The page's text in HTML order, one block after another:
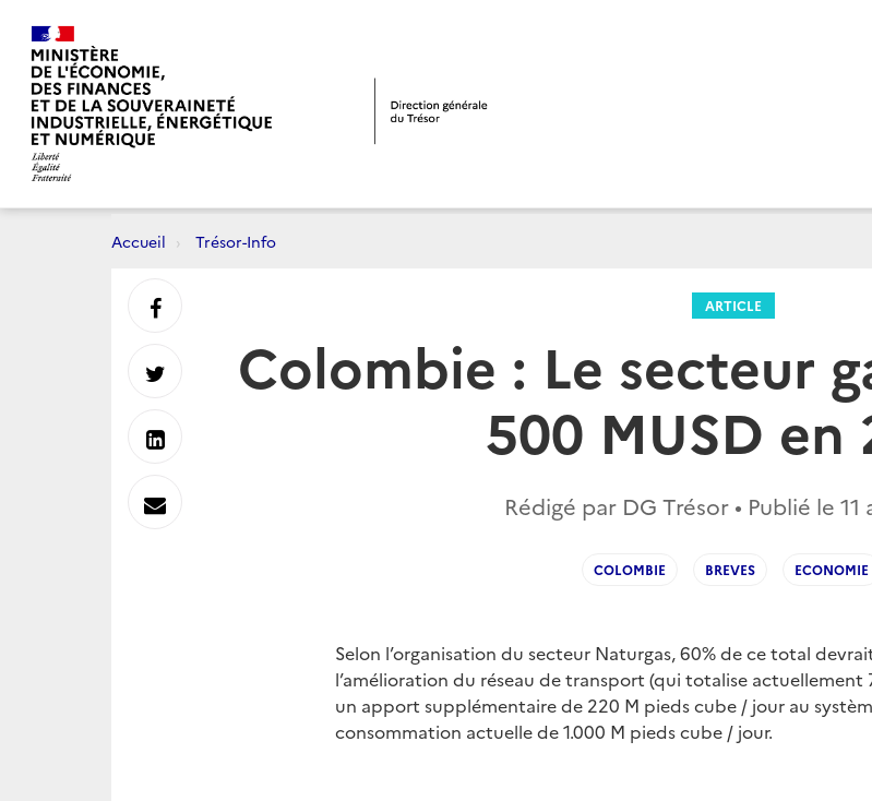
Accueil Trésor-Info
ARTICLE
Colombie : Le secteur
500 MUSD en
Rédigé par DG Trésor • Publié le 11
COLOMBIE BREVES ECONOMIE
Selon l’organisation du secteur Naturgas, 60% de ce total
l’amélioration du réseau de transport (qui totalise actuellement
un apport supplémentaire de 220 M pieds cube / jour au
consommation actuelle de 1.000 M pieds cube / jour.
Partager
sur
Partager
sur
Partager
sur
Envoyer